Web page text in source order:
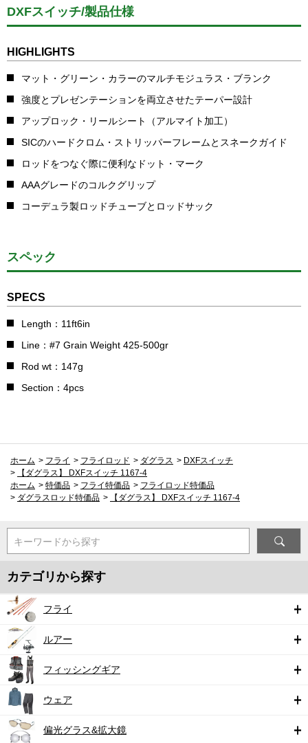
DXFスイッチ/製品仕様
HIGHLIGHTS
マット・グリーン・カラーのマルチモジュラス・ブランク
強度とプレゼンテーションを両立させたテーパー設計
アップロック・リールシート（アルマイト加工）
SICのハードクロム・ストリッパーフレームとスネークガイド
ロッドをつなぐ際に便利なドット・マーク
AAAグレードのコルクグリップ
コーデュラ製ロッドチューブとロッドサック
スペック
SPECS
Length：11ft6in
Line：#7 Grain Weight 425-500gr
Rod wt：147g
Section：4pcs
ホーム > フライ > フライロッド > ダグラス > DXFスイッチ
>
【ダグラス】 DXFスイッチ 1167-4
ホーム > 特価品 > フライ特価品 > フライロッド特価品
> ダグラスロッド特価品 > 【ダグラス】 DXFスイッチ 1167-4
キーワードから探す
カテゴリから探す
フライ
ルアー
フィッシングギア
ウェア
偏光グラス&拡大鏡